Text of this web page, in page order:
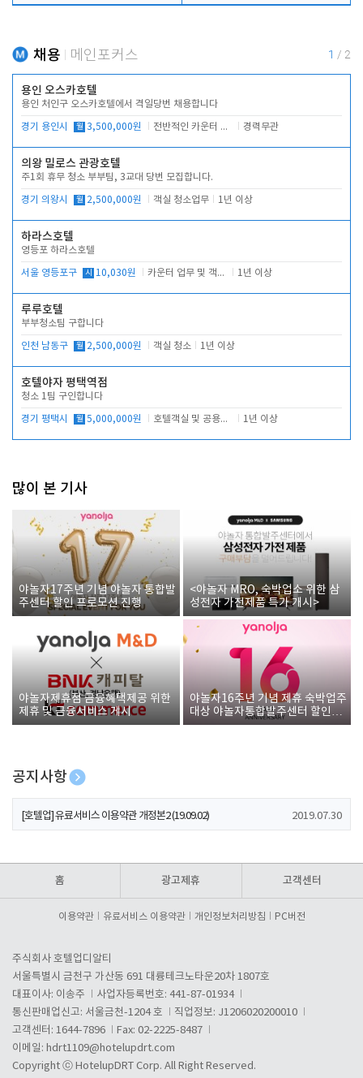
채용 메인포커스 1 / 2
용인 오스카호텔
용인 처인구 오스카호텔에서 격일당번 채용합니다
경기 용인시 월 3,500,000원 전반적인 카운터 업무 경력무관
의왕 밀로스 관광호텔
주1회 휴무 청소 부부팀, 3교대 당번 모집합니다.
경기 의왕시 월 2,500,000원 객실 청소업무 1년 이상
하라스호텔
영등포 하라스호텔
서울 영등포구 시 10,030원 카운터 업무 및 객실관리(청소상태 확인, 객실판매) 1년 이상
루루호텔
부부청소팀 구합니다
인천 남동구 월 2,500,000원 객실 청소 1년 이상
호텔야자 평택역점
청소 1팀 구인합니다
경기 평택시 월 5,000,000원 호텔객실 및 공용시설 청소 관리 1년 이상
많이 본 기사
야놀자17주년 기념 야놀자 통합발
주센터 할인 프로모션 진행
<야놀자 MRO, 숙박업소 위한 삼
성전자 가전제품 특가 개시>
야놀자제휴점 금융혜택제공 위한
제휴 및 금융서비스 게시
야놀자16주년 기념 제휴 숙박업주
대상 야놀자통합발주센터 할인쿠
폰 증정
공지사항
[호텔업] 개인정보 처리방침 개정본1 (19.09.02)
[호텔업] 유료서비스 이용약관 개정본2 (19.09.02) 2019.07.30
홈 광고제휴 고객센터
이용약관 유료서비스 이용약관 개인정보처리방침 PC버전
주식회사 호텔업디알티
서울특별시 금천구 가산동 691 대륭테크노타운20차 1807호
대표이사: 이송주
사업자등록번호: 441-87-01934
통신판매업신고: 서울금천-1204 호
직업정보: J1206020200010
고객센터: 1644-7896
Fax: 02-2225-8487
이메일: hdrt1109@hotelupdrt.com
Copyright ⓒ HotelupDRT Corp. All Right Reserved.